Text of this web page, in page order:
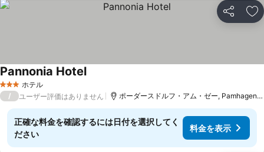
シェア お
3 ホテルのランク
ホテル
Pannonia Hotel料金を表示
/ ユーザー評価はありません ポーダースドルフ・アム・ゼー, Pamhagen
正確な料金を確認するには日付を選択してく
ださい
料金を表示